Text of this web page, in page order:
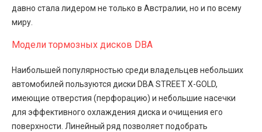
давно стала лидером не только в Австралии, но и по всему
миру.
Модели тормозных дисков DBA
Наибольшей популярностью среди владельцев небольших
автомобилей пользуются диски DBA STREET X-GOLD,
имеющие отверстия (перфорацию) и небольшие насечки
для эффективного охлаждения диска и очищения его
поверхности. Линейный ряд позволяет подобрать